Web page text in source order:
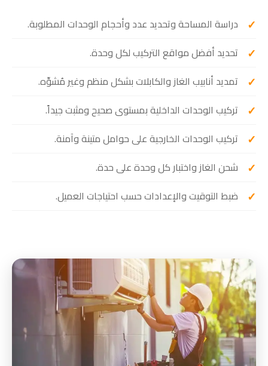
دراسة المساحة وتحديد عدد وأحجام الوحدات المطلوبة.
تحديد أفضل مواقع التركيب لكل وحدة.
تمديد أنابيب الغاز والكابلات بشكل منظم وغير مُشوِّه.
تركيب الوحدات الداخلية بمستوى صحيح ومثبت جيداً.
تركيب الوحدات الخارجية على حوامل متينة وآمنة.
شحن الغاز واختبار كل وحدة على حدة.
ضبط التوقيت والإعدادات حسب احتياجات العميل.